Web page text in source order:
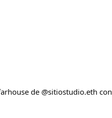
de @sitiostudio.eth